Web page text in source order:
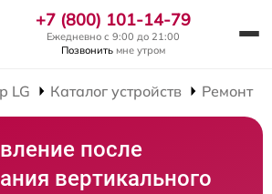
+7 (800) 101-14-79
Ежедневно с 9:00 до 21:00
Позвонить мне утром
LG Каталог устройств Ремонт
после
вертикального